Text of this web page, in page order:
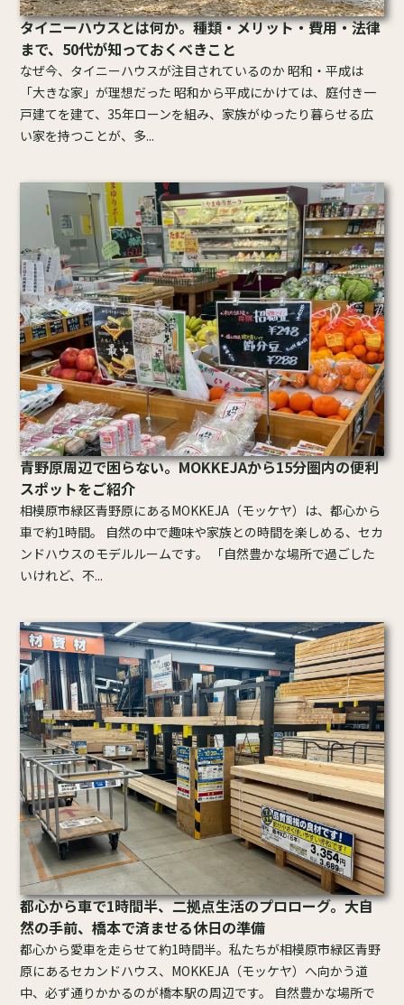
タイニーハウスとは何か。種類・メリット・費用・法律
まで、50代が知っておくべきこと
なぜ今、タイニーハウスが注目されているのか 昭和・平成は
「大きな家」が理想だった 昭和から平成にかけては、庭付き一
戸建てを建て、35年ローンを組み、家族がゆったり暮らせる広
い家を持つことが、多...
青野原周辺で困らない。MOKKEJAから15分圏内の便利
スポットをご紹介
相模原市緑区青野原にあるMOKKEJA（モッケヤ）は、都心から
車で約1時間。 自然の中で趣味や家族との時間を楽しめる、セカ
ンドハウスのモデルルームです。 「自然豊かな場所で過ごした
いけれど、不...
都心から車で1時間半、二拠点生活のプロローグ。大自
然の手前、橋本で済ませる休日の準備
都心から愛車を走らせて約1時間半。私たちが相模原市緑区青野
原にあるセカンドハウス、MOKKEJA（モッケヤ）へ向かう道
中、必ず通りかかるのが橋本駅の周辺です。 自然豊かな場所で